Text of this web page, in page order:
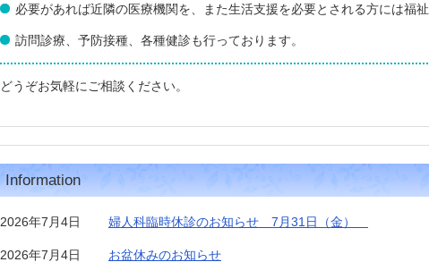
必要があれば近隣の医療機関を、また生活支援を必要とされる方には福
訪問診療、予防接種、各種健診も行っております。
どうぞお気軽にご相談ください。
Information
2026年7月4日 婦人科臨時休診のお知らせ 7月31日（金）
2026年7月4日 お盆休みのお知らせ